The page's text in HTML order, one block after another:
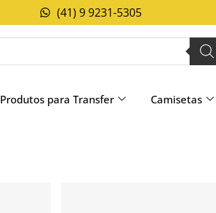
(41) 9 9231-5305
Produtos para Transfer Camisetas